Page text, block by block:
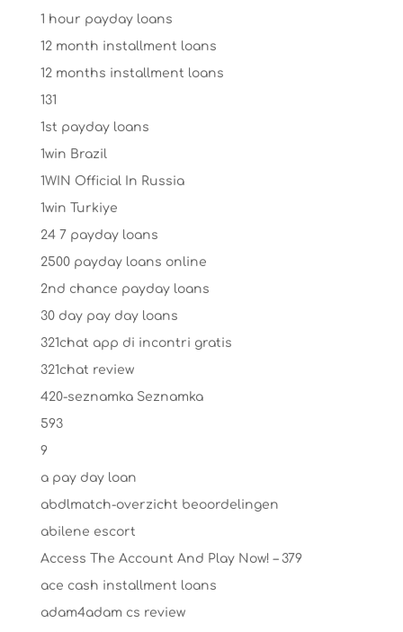
1 hour payday loans
12 month installment loans
12 months installment loans
131
1st payday loans
1win Brazil
1WIN Official In Russia
1win Turkiye
24 7 payday loans
2500 payday loans online
2nd chance payday loans
30 day pay day loans
321chat app di incontri gratis
321chat review
420-seznamka Seznamka
593
9
a pay day loan
abdlmatch-overzicht beoordelingen
abilene escort
Access The Account And Play Now! – 379
ace cash installment loans
adam4adam cs review